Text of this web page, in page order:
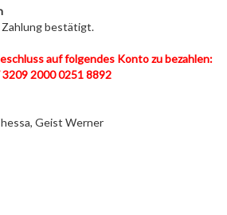
bestätigt.
auf folgendes Konto zu bezahlen:
2000 0251 8892
Geist Werner